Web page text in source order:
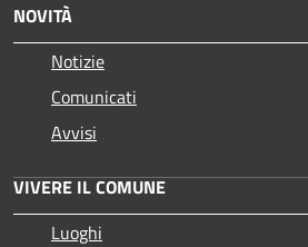
NOVITÀ
Notizie
Comunicati
Avvisi
VIVERE IL COMUNE
Luoghi